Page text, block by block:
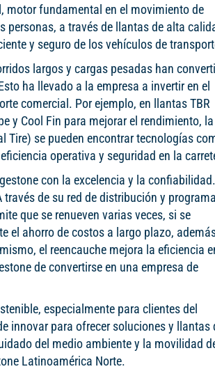
motor fundamental en el movimiento de
personas, a través de llantas de alta
y seguro de los vehículos de
largos y cargas pesadas han
ha llevado a la empresa a invertir en el
comercial. Por ejemplo, en llantas TBR
y Cool Fin para mejorar el rendimiento, la
Tire) se pueden encontrar tecnologías
operativa y seguridad en la
con la excelencia y la confiabilidad.
de su red de distribución y
que se renueven varias veces, si se
el ahorro de costos a largo plazo,
el reencauche mejora la eficiencia
de convertirse en una empresa de
especialmente para clientes del
innovar para ofrecer soluciones y llantas
del medio ambiente y la movilidad
Latinoamérica Norte.